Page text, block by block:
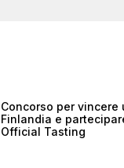
Concorso per vincere
Finlandia e
Official Tasting